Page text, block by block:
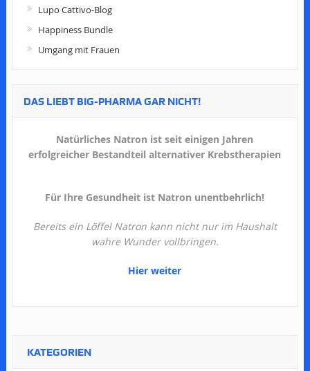
Lupo Cattivo-Blog
Happiness Bundle
Umgang mit Frauen
DAS LIEBT BIG-PHARMA GAR NICHT!
Natürliches Natron ist seit einigen Jahren
erfolgreicher Bestandteil alternativer Krebstherapien
Für Ihre Gesundheit ist Natron unentbehrlich!
Bereits ein Löffel Natron kann nicht nur im Haushalt
wahre Wunder vollbringen.
Hier weiter
KATEGORIEN